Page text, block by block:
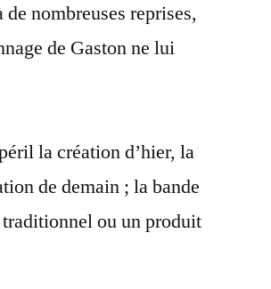
nombreuses reprises,
de Gaston ne lui
la création d’hier, la
de demain ; la bande
traditionnel ou un produit